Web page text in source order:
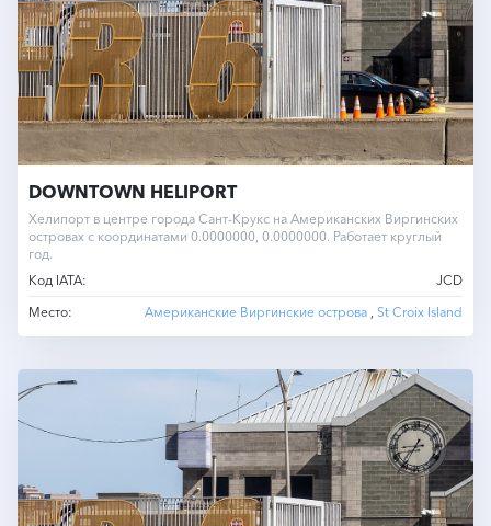
DOWNTOWN HELIPORT
Хелипорт в центре города Сант-Крукс на Американских Виргинских
островах с координатами 0.0000000, 0.0000000. Работает круглый
год.
Код IATA:
JCD
Место:
Американские Виргинские острова St Croix Island